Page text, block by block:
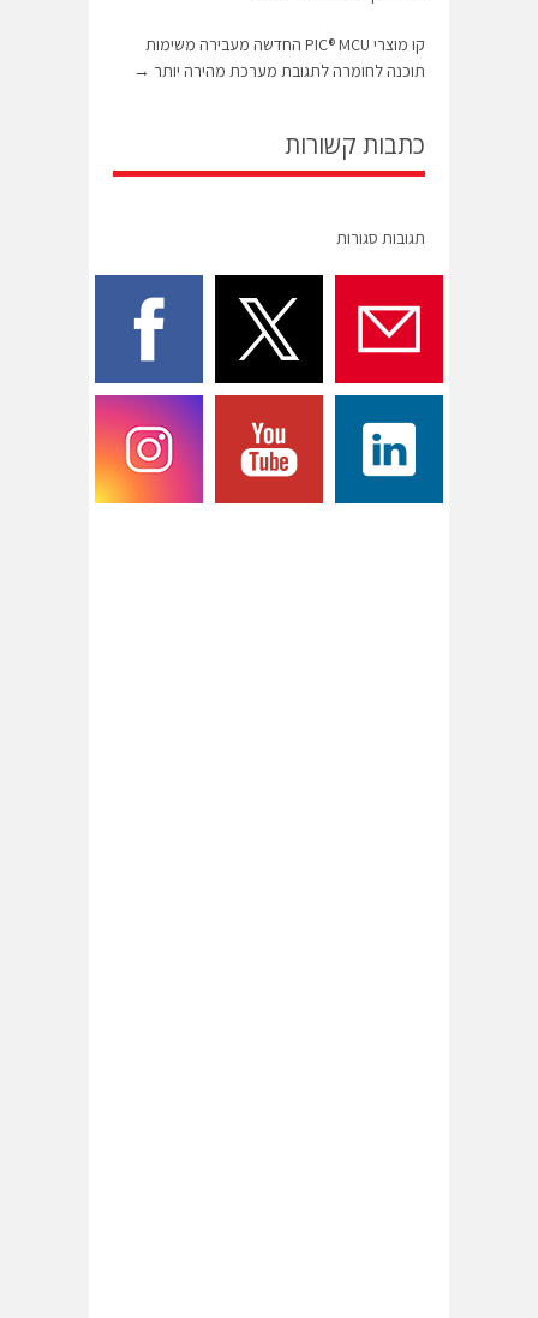
קו מוצרי PIC® MCU החדשה מעבירה משימות
תוכנה לחומרה לתגובת מערכת מהירה יותר →
כתבות קשורות
תגובות סגורות